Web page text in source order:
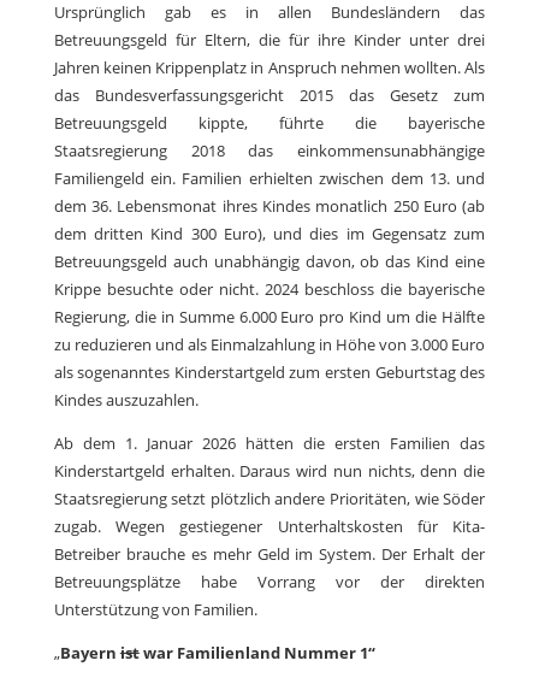
Ursprünglich gab es in allen Bundesländern das
Betreuungsgeld für Eltern, die für ihre Kinder unter drei
Jahren keinen Krippenplatz in Anspruch nehmen wollten. Als
das Bundesverfassungsgericht 2015 das Gesetz zum
Betreuungsgeld kippte, führte die bayerische
Staatsregierung 2018 das einkommensunabhängige
Familiengeld ein. Familien erhielten zwischen dem 13. und
dem 36. Lebensmonat ihres Kindes monatlich 250 Euro (ab
dem dritten Kind 300 Euro), und dies im Gegensatz zum
Betreuungsgeld auch unabhängig davon, ob das Kind eine
Krippe besuchte oder nicht. 2024 beschloss die bayerische
Regierung, die in Summe 6.000 Euro pro Kind um die Hälfte
zu reduzieren und als Einmalzahlung in Höhe von 3.000 Euro
als sogenanntes Kinderstartgeld zum ersten Geburtstag des
Kindes auszuzahlen.
Ab dem 1. Januar 2026 hätten die ersten Familien das
Kinderstartgeld erhalten. Daraus wird nun nichts, denn die
Staatsregierung setzt plötzlich andere Prioritäten, wie Söder
zugab. Wegen gestiegener Unterhaltskosten für Kita-
Betreiber brauche es mehr Geld im System. Der Erhalt der
Betreuungsplätze habe Vorrang vor der direkten
Unterstützung von Familien.
„Bayernistwar Familienland Nummer 1“